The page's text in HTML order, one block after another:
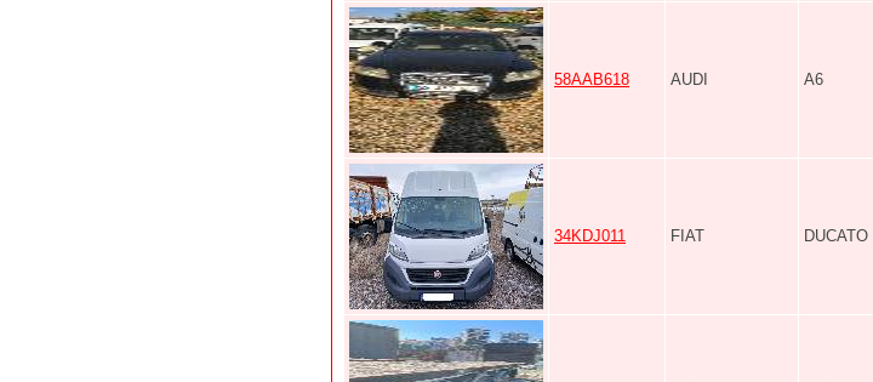
58AAB618 AUDI A6
34KDJ011 FIAT DUCATO